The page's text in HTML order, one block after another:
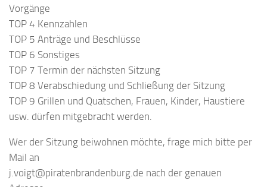
Vorgänge
TOP 4 Kennzahlen
TOP 5 Anträge und Beschlüsse
TOP 6 Sonstiges
TOP 7 Termin der nächsten Sitzung
TOP 8 Verabschiedung und Schließung der Sitzung
TOP 9 Grillen und Quatschen, Frauen, Kinder, Haustiere
usw. dürfen mitgebracht werden.
Wer der Sitzung beiwohnen möchte, frage mich bitte per
Mail an
j.voigt@piratenbrandenburg.de nach der genauen